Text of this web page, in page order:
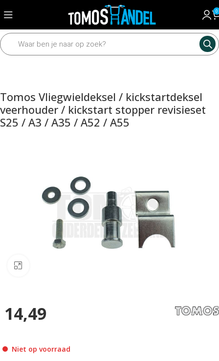
0
Home Motordelen Diverse motordelen Kickstartdelen
Tomos Vliegwieldeksel / kickstartdeksel
veerhouder / kickstart stopper revisieset
S25 / A3 / A35 / A52 / A55
14,49
Niet op voorraad